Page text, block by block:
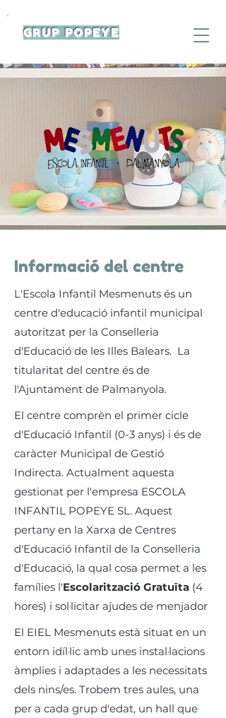
GRUP POPEYE
Informació del centre
L'Escola Infantil Mesmenuts és un
centre d'educació infantil municipal
autoritzat per la Conselleria
d'Educació de les Illes Balears. La
titularitat del centre és de
l'Ajuntament de Palmanyola.
El centre comprèn el primer cicle
d'Educació Infantil (0-3 anys) i és de
caràcter Municipal de Gestió
Indirecta. Actualment aquesta
gestionat per l'empresa ESCOLA
INFANTIL POPEYE SL. Aquest
pertany en la Xarxa de Centres
d'Educació Infantil de la Conselleria
d'Educació, la qual cosa permet a les
famílies l'Escolarització Gratuïta (4
hores) i sol·licitar ajudes de menjador
El EIEL Mesmenuts està situat en un
entorn idíl·lic amb unes instal·lacions
àmplies i adaptades a les necessitats
dels nins/es. Trobem tres aules, una
per a cada grup d'edat, un hall que